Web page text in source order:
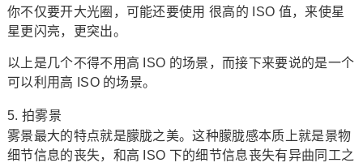
你不仅要开大光圈，可能还要使用 很高的 ISO 值，来使星
星更闪亮，更突出。
以上是几个不得不用高 ISO 的场景，而接下来要说的是一个
可以利用高 ISO 的场景。
5. 拍雾景
雾景最大的特点就是朦胧之美。这种朦胧感本质上就是景物
细节信息的丧失，和高 ISO 下的细节信息丧失有异曲同工之